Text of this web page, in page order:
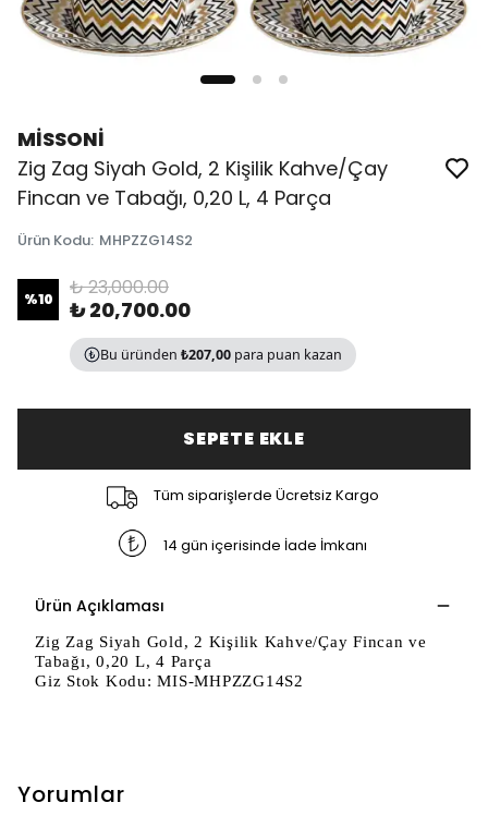
MİSSONİ
Zig Zag Siyah Gold, 2 Kişilik Kahve/Çay
Fincan ve Tabağı, 0,20 L, 4 Parça
Ürün Kodu: MHPZZG14S2
%10 ₺ 23,000.00
₺ 20,700.00
Bu üründen ₺207,00 para puan kazan
SEPETE EKLE
Tüm siparişlerde Ücretsiz Kargo
14 gün içerisinde İade İmkanı
Ürün Açıklaması
Zig Zag Siyah Gold, 2 Kişilik Kahve/Çay Fincan ve
Tabağı, 0,20 L, 4 Parça
Giz Stok Kodu: MIS-MHPZZG14S2
Yorumlar